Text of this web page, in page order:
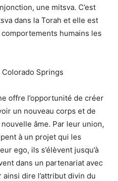
une mitsva. C’est
dans la Torah et elle est
humains les
Colorado Springs
offre l’opportunité de créer
un nouveau corps et de
âme. Par leur union,
à un projet qui les
ego, ils s’élèvent jusqu’à
dans un partenariat avec
ainsi dire l’attribut divin du